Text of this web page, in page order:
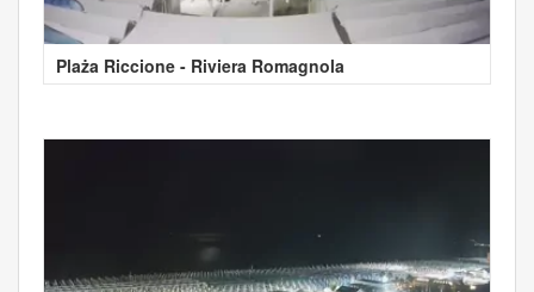
Plaża Riccione - Riviera Romagnola